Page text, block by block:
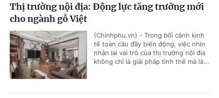
Thị trường nội địa: Động lực tăng trưởng mới
cho ngành gỗ Việt
(Chinhphu.vn) - Trong bối cảnh kinh
tế toàn cầu đầy biến động, việc nhìn
nhận lại vai trò của thị trường nội địa
không chỉ là giải pháp tình thế mà là...